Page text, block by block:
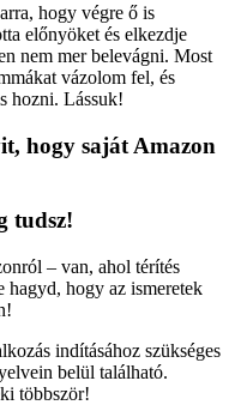
hogy végre ő is
előnyöket és elkezdje
nem mer belevágni. Most
vázolom fel, és
hozni. Lássuk!
hogy saját Amazon
tudsz!
– van, ahol térítés
hagyd, hogy az ismeretek
indításához szükséges
belül található.
többször!